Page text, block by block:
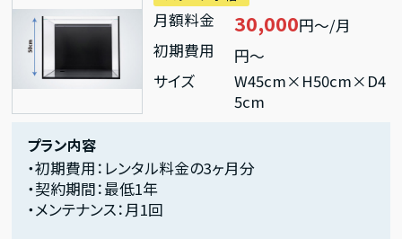
月額料金 30,000円～/月
初期費用
円～
サイズ
W45cm×H50cm×D4
5cm
プラン内容
・初期費用：レンタル料金の3ヶ月分
・契約期間：最低1年
・メンテナンス：月1回